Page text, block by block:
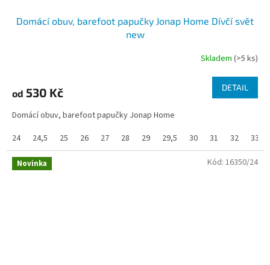
Domácí obuv, barefoot papučky Jonap Home Dívčí svět
new
Skladem (>5 ks)
od 530 Kč DETAIL
Domácí obuv, barefoot papučky Jonap Home
24
24,5 25 26 27 28 29 29,5 30 31 32 33
Novinka Kód: 16350/24